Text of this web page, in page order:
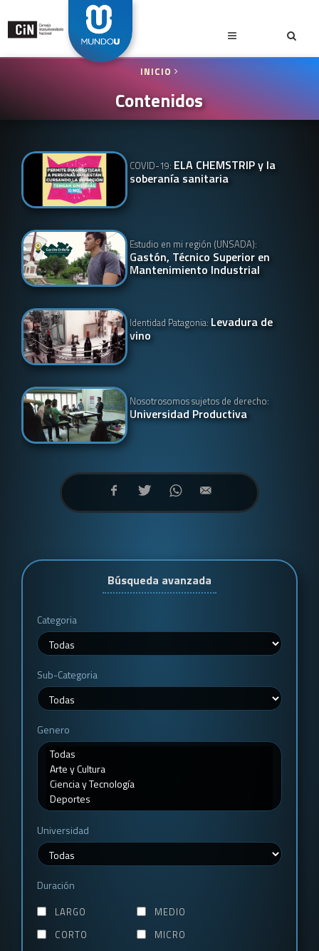
INICIO
Contenidos
COVID-19: ELA CHEMSTRIP y la
soberanía sanitaria
Estudio en mi región (UNSADA):
Gastón, Técnico Superior en
Mantenimiento Industrial
Identidad Patagonia: Levadura de
vino
Nosotrosomos sujetos de derecho:
Universidad Productiva
Búsqueda avanzada
Categoria
Sub-Categoria
Genero
Universidad
Duración
LARGO
MEDIO
CORTO
MICRO